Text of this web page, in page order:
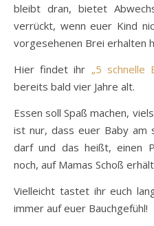
bleibt dran, bietet
verrückt, wenn euer Kind
vorgesehenen Brei erhalten
Hier findet ihr „5 schnelle
bereits bald vier Jahre alt.
Essen soll Spaß machen,
ist nur, dass euer Baby am
darf und das heißt, einen
noch, auf Mamas Schoß
Vielleicht tastet ihr euch
immer auf euer Bauchgefühl!